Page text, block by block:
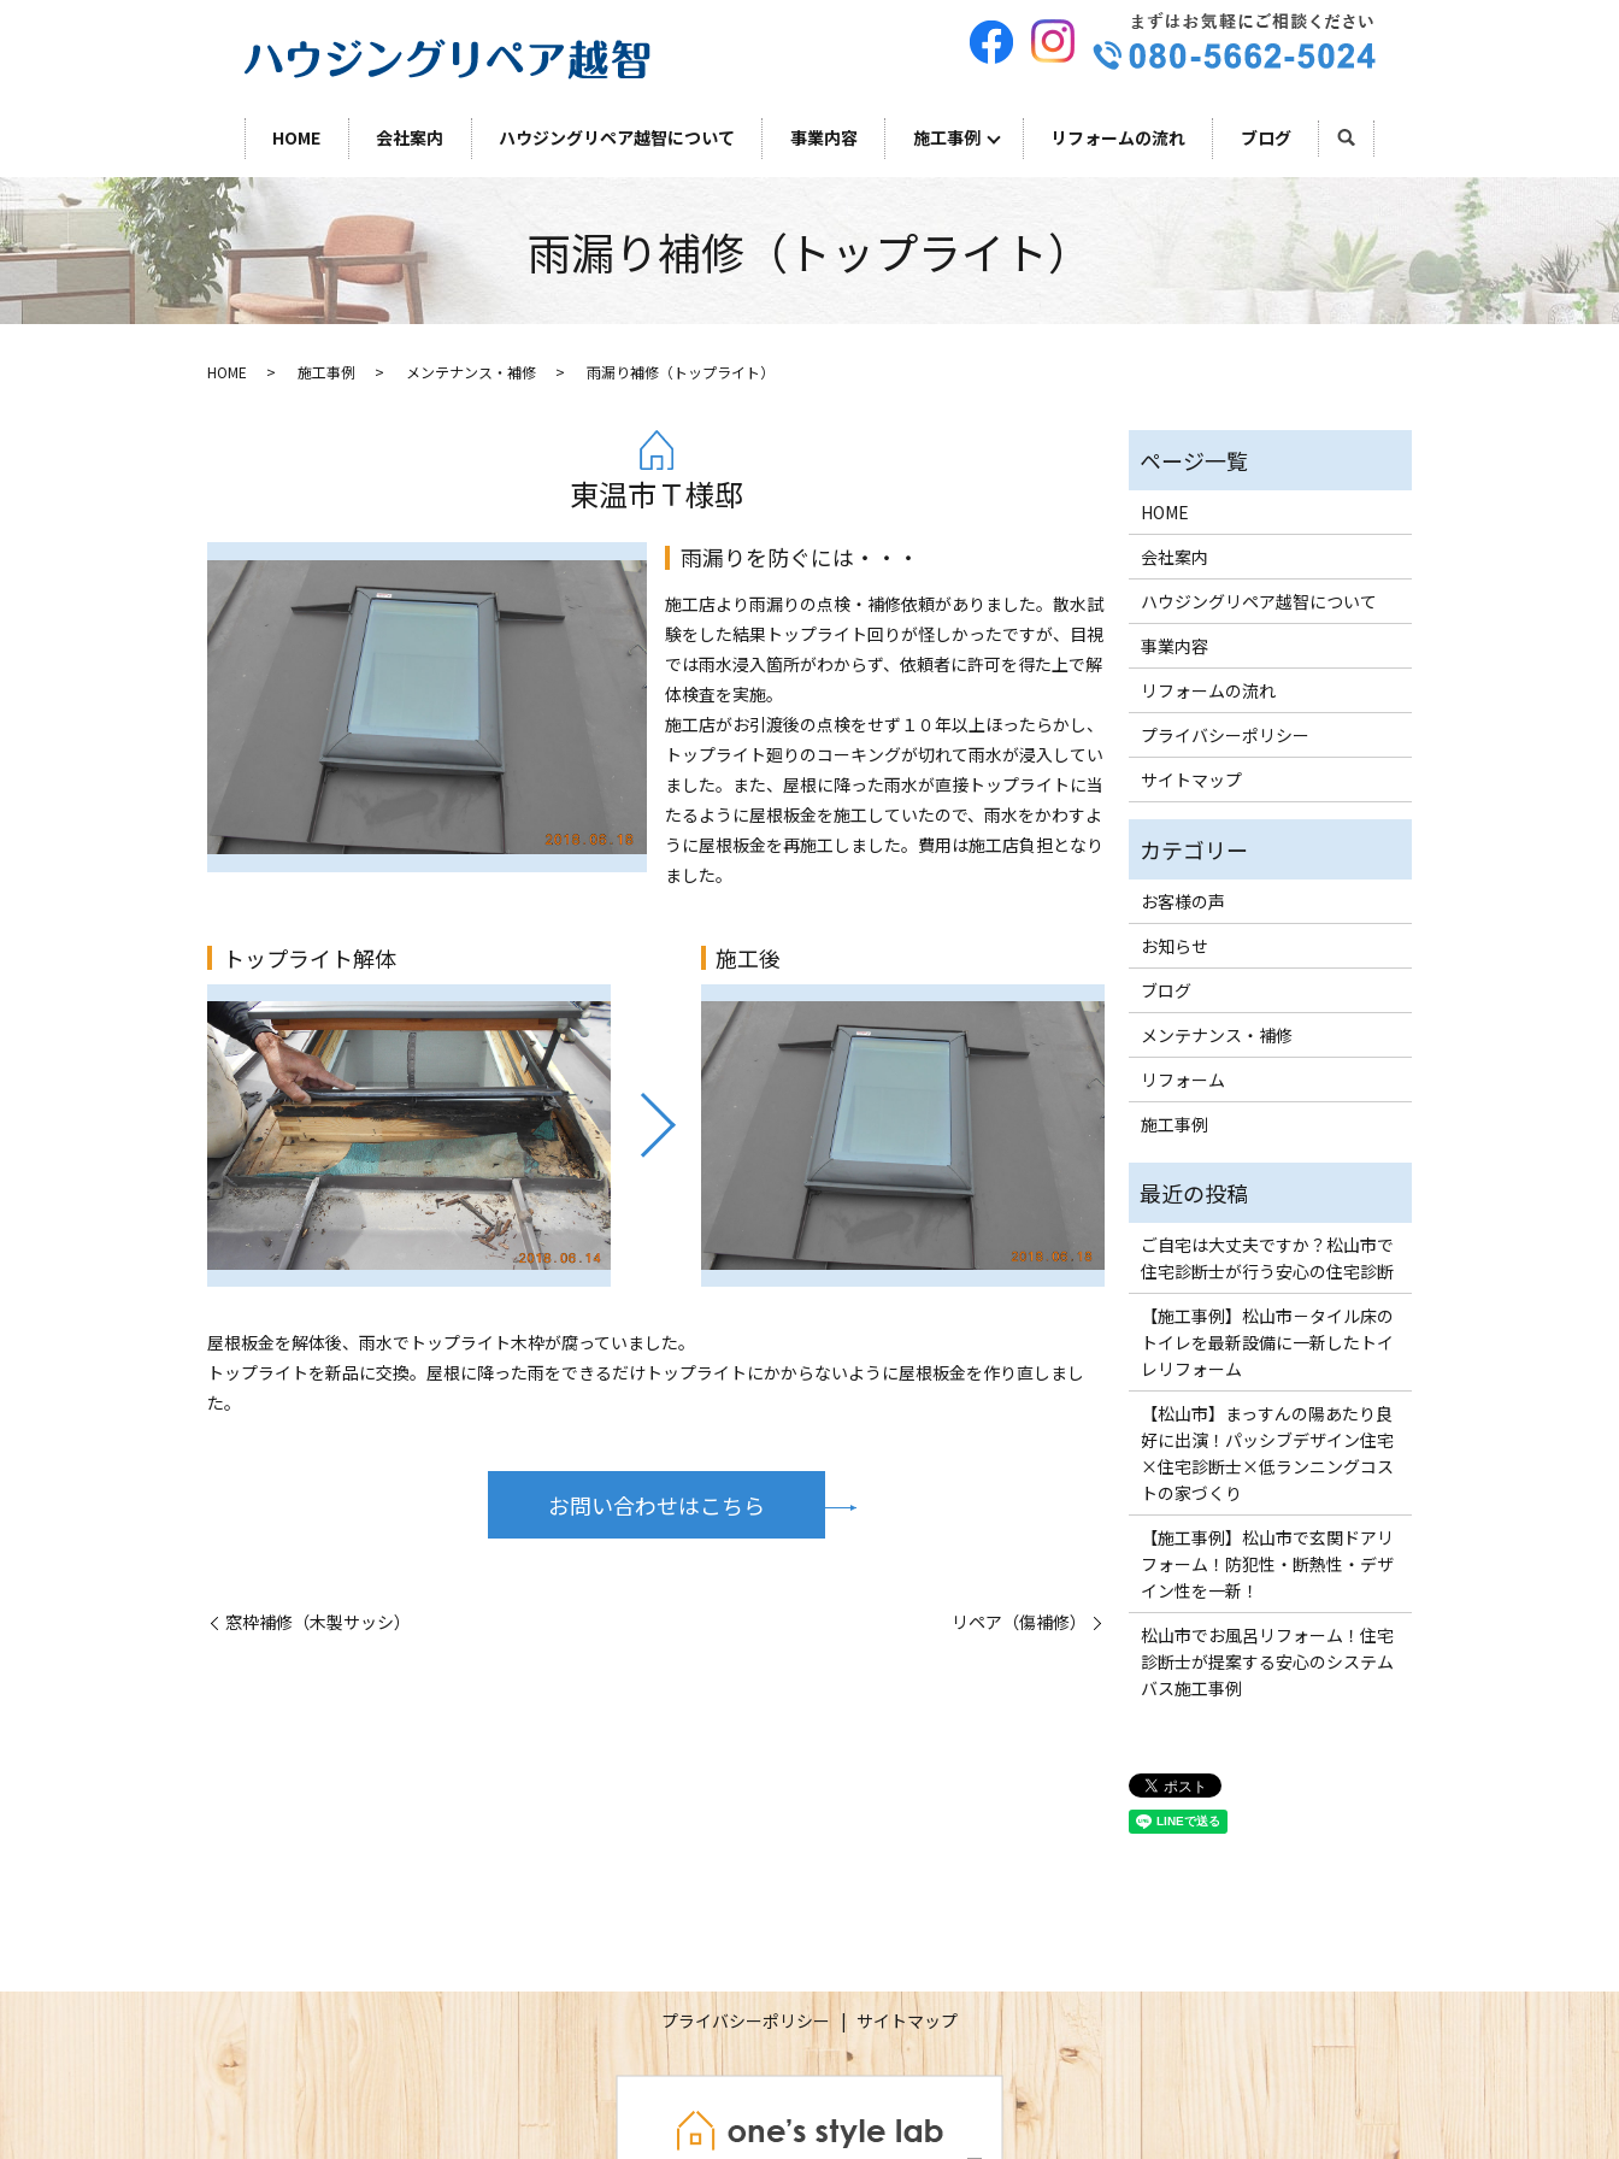
HOME 会社案内 ハウジングリペア越智について 事業内容 施工事例 リフォームの流れ ブログ
雨漏り補修（トップライト）
HOME 施工事例 メンテナンス・補修 雨漏り補修（トップライト）
東温市Ｔ様邸
雨漏りを防ぐには・・・
施工店より雨漏りの点検・補修依頼がありました。散水試
験をした結果トップライト回りが怪しかったですが、目視
では雨水浸入箇所がわからず、依頼者に許可を得た上で解
体検査を実施。
施工店がお引渡後の点検をせず１０年以上ほったらかし、
トップライト廻りのコーキングが切れて雨水が浸入してい
ました。また、屋根に降った雨水が直接トップライトに当
たるように屋根板金を施工していたので、雨水をかわすよ
うに屋根板金を再施工しました。費用は施工店負担となり
ました。
トップライト解体 施工後
屋根板金を解体後、雨水でトップライト木枠が腐っていました。
トップライトを新品に交換。屋根に降った雨をできるだけトップライトにかからないように屋根板金を作り直しまし
た。
お問い合わせはこちら
窓枠補修（木製サッシ） リペア（傷補修）
HOME
会社案内
ハウジングリペア越智について
事業内容
リフォームの流れ
プライバシーポリシー
サイトマップ
お客様の声
お知らせ
ブログ
メンテナンス・補修
リフォーム
施工事例
ご自宅は大丈夫ですか？松山市で
住宅診断士が行う安心の住宅診断
【施工事例】松山市－タイル床の
トイレを最新設備に一新したトイ
レリフォーム
【松山市】まっすんの陽あたり良
好に出演！パッシブデザイン住宅
×住宅診断士×低ランニングコス
トの家づくり
【施工事例】松山市で玄関ドアリ
フォーム！防犯性・断熱性・デザ
イン性を一新！
松山市でお風呂リフォーム！住宅
診断士が提案する安心のシステム
バス施工事例
プライバシーポリシー サイトマップ